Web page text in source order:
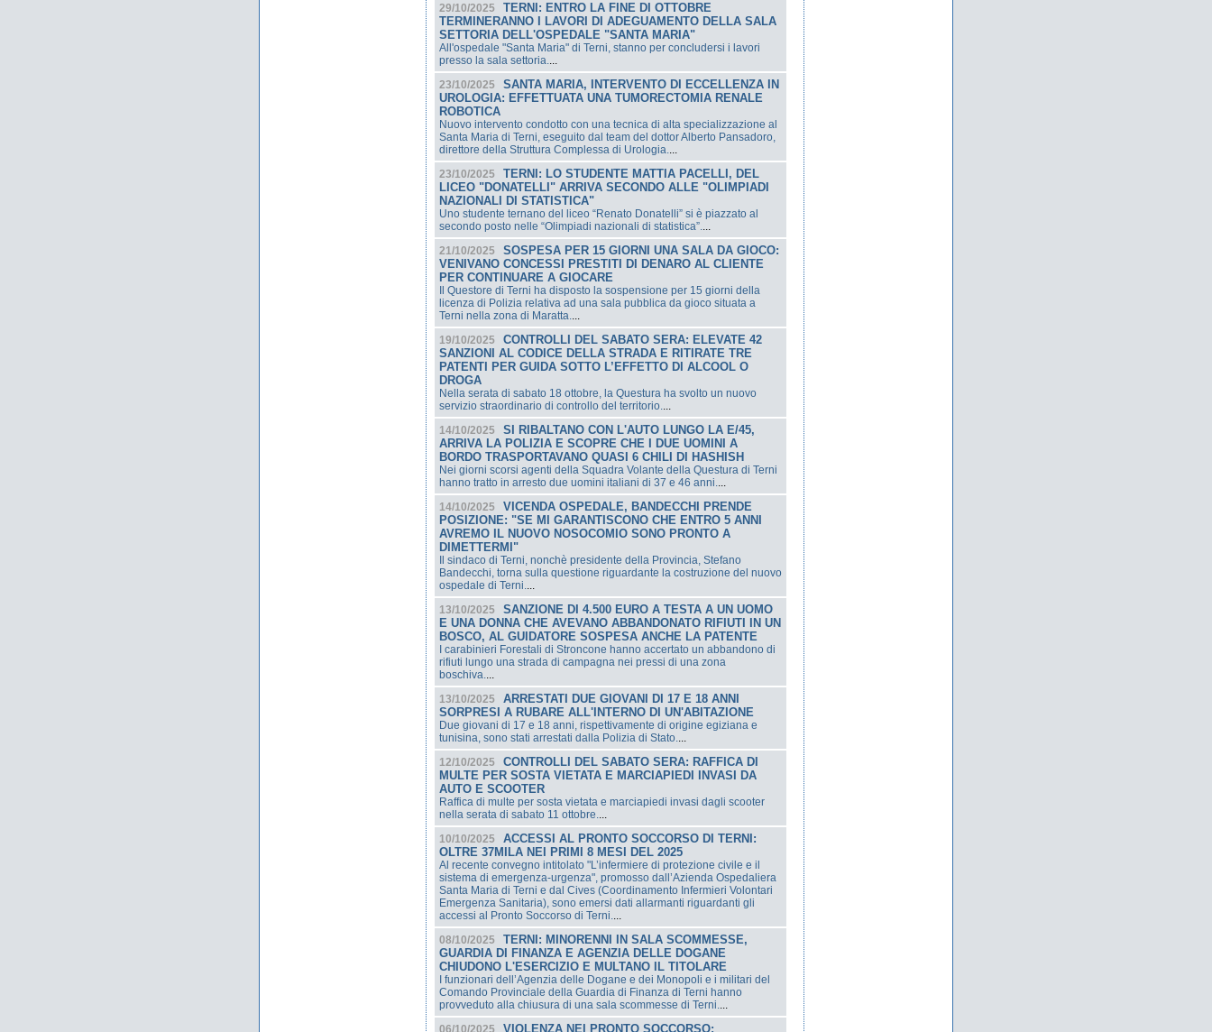
29/10/2025
TERNI: ENTRO LA FINE DI OTTOBRE
TERMINERANNO I LAVORI DI ADEGUAMENTO DELLA SALA
SETTORIA DELL'OSPEDALE "SANTA MARIA"
All'ospedale "Santa Maria" di Terni, stanno per concludersi i lavori
presso la sala settoria....
23/10/2025
SANTA MARIA, INTERVENTO DI ECCELLENZA IN
UROLOGIA: EFFETTUATA UNA TUMORECTOMIA RENALE
ROBOTICA
Nuovo intervento condotto con una tecnica di alta specializzazione al
Santa Maria di Terni, eseguito dal team del dottor Alberto Pansadoro,
direttore della Struttura Complessa di Urologia....
23/10/2025
TERNI: LO STUDENTE MATTIA PACELLI, DEL
LICEO "DONATELLI" ARRIVA SECONDO ALLE "OLIMPIADI
NAZIONALI DI STATISTICA"
Uno studente ternano del liceo “Renato Donatelli” si è piazzato al
secondo posto nelle “Olimpiadi nazionali di statistica”....
21/10/2025
SOSPESA PER 15 GIORNI UNA SALA DA GIOCO:
VENIVANO CONCESSI PRESTITI DI DENARO AL CLIENTE
PER CONTINUARE A GIOCARE
Il Questore di Terni ha disposto la sospensione per 15 giorni della
licenza di Polizia relativa ad una sala pubblica da gioco situata a
Terni nella zona di Maratta....
19/10/2025
CONTROLLI DEL SABATO SERA: ELEVATE 42
SANZIONI AL CODICE DELLA STRADA E RITIRATE TRE
PATENTI PER GUIDA SOTTO L’EFFETTO DI ALCOOL O
DROGA
Nella serata di sabato 18 ottobre, la Questura ha svolto un nuovo
servizio straordinario di controllo del territorio....
14/10/2025
SI RIBALTANO CON L'AUTO LUNGO LA E/45,
ARRIVA LA POLIZIA E SCOPRE CHE I DUE UOMINI A
BORDO TRASPORTAVANO QUASI 6 CHILI DI HASHISH
Nei giorni scorsi agenti della Squadra Volante della Questura di Terni
hanno tratto in arresto due uomini italiani di 37 e 46 anni....
14/10/2025
VICENDA OSPEDALE, BANDECCHI PRENDE
POSIZIONE: "SE MI GARANTISCONO CHE ENTRO 5 ANNI
AVREMO IL NUOVO NOSOCOMIO SONO PRONTO A
DIMETTERMI"
Il sindaco di Terni, nonchè presidente della Provincia, Stefano
Bandecchi, torna sulla questione riguardante la costruzione del nuovo
ospedale di Terni....
13/10/2025
SANZIONE DI 4.500 EURO A TESTA A UN UOMO
E UNA DONNA CHE AVEVANO ABBANDONATO RIFIUTI IN UN
BOSCO, AL GUIDATORE SOSPESA ANCHE LA PATENTE
I carabinieri Forestali di Stroncone hanno accertato un abbandono di
rifiuti lungo una strada di campagna nei pressi di una zona
boschiva....
13/10/2025
ARRESTATI DUE GIOVANI DI 17 E 18 ANNI
SORPRESI A RUBARE ALL'INTERNO DI UN'ABITAZIONE
Due giovani di 17 e 18 anni, rispettivamente di origine egiziana e
tunisina, sono stati arrestati dalla Polizia di Stato....
12/10/2025
CONTROLLI DEL SABATO SERA: RAFFICA DI
MULTE PER SOSTA VIETATA E MARCIAPIEDI INVASI DA
AUTO E SCOOTER
Raffica di multe per sosta vietata e marciapiedi invasi dagli scooter
nella serata di sabato 11 ottobre....
10/10/2025
ACCESSI AL PRONTO SOCCORSO DI TERNI:
OLTRE 37MILA NEI PRIMI 8 MESI DEL 2025
Al recente convegno intitolato "L’infermiere di protezione civile e il
sistema di emergenza-urgenza", promosso dall’Azienda Ospedaliera
Santa Maria di Terni e dal Cives (Coordinamento Infermieri Volontari
Emergenza Sanitaria), sono emersi dati allarmanti riguardanti gli
accessi al Pronto Soccorso di Terni....
08/10/2025
TERNI: MINORENNI IN SALA SCOMMESSE,
GUARDIA DI FINANZA E AGENZIA DELLE DOGANE
CHIUDONO L'ESERCIZIO E MULTANO IL TITOLARE
I funzionari dell’Agenzia delle Dogane e dei Monopoli e i militari del
Comando Provinciale della Guardia di Finanza di Terni hanno
provveduto alla chiusura di una sala scommesse di Terni....
06/10/2025
VIOLENZA NEI PRONTO SOCCORSO: